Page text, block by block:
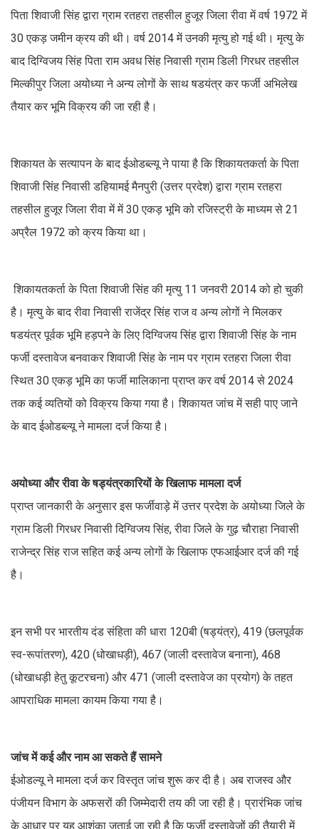
पिता शिवाजी सिंह द्वारा ग्राम रतहरा तहसील हुजूर जिला रीवा में वर्ष 1972 में
30 एकड़ जमीन क्रय की थी। वर्ष 2014 में उनकी मृत्यु हो गई थी। मृत्यु के
बाद दिग्विजय सिंह पिता राम अवध सिंह निवासी ग्राम डिली गिरधर तहसील
मिल्कीपुर जिला अयोध्या ने अन्य लोगों के साथ षडयंत्र कर फर्जी अभिलेख
तैयार कर भूमि विक्रय की जा रही है।
शिकायत के सत्यापन के बाद ईओडब्ल्यू ने पाया है कि शिकायतकर्ता के पिता
शिवाजी सिंह निवासी डहियामई मैनपुरी (उत्तर प्रदेश) द्वारा ग्राम रतहरा
तहसील हुजूर जिला रीवा में में 30 एकड़ भूमि को रजिस्ट्री के माध्यम से 21
अप्रैल 1972 को क्रय किया था।
शिकायतकर्ता के पिता शिवाजी सिंह की मृत्यु 11 जनवरी 2014 को हो चुकी
है। मृत्यु के बाद रीवा निवासी राजेंद्र सिंह राज व अन्य लोगों ने मिलकर
षडयंत्र पूर्वक भूमि हड़पने के लिए दिग्विजय सिंह द्वारा शिवाजी सिंह के नाम
फर्जी दस्तावेज बनवाकर शिवाजी सिंह के नाम पर ग्राम रतहरा जिला रीवा
स्थित 30 एकड़ भूमि का फर्जी मालिकाना प्राप्त कर वर्ष 2014 से 2024
तक कई व्यतियों को विक्रय किया गया है। शिकायत जांच में सही पाए जाने
के बाद ईओडब्ल्यू ने मामला दर्ज किया है।
अयोध्या और रीवा के षड्यंत्रकारियों के खिलाफ मामला दर्ज
प्राप्त जानकारी के अनुसार इस फर्जीवाड़े में उत्तर प्रदेश के अयोध्या जिले के
ग्राम डिली गिरधर निवासी दिग्विजय सिंह, रीवा जिले के गुढ़ चौराहा निवासी
राजेन्द्र सिंह राज सहित कई अन्य लोगों के खिलाफ एफआईआर दर्ज की गई
है।
इन सभी पर भारतीय दंड संहिता की धारा 120बी (षड्यंत्र), 419 (छलपूर्वक
स्व-रूपांतरण), 420 (धोखाधड़ी), 467 (जाली दस्तावेज बनाना), 468
(धोखाधड़ी हेतु कूटरचना) और 471 (जाली दस्तावेज का प्रयोग) के तहत
आपराधिक मामला कायम किया गया है।
जांच में कई और नाम आ सकते हैं सामने
ईओडल्यू ने मामला दर्ज कर विस्तृत जांच शुरू कर दी है। अब राजस्व और
पंजीयन विभाग के अफसरों की जिम्मेदारी तय की जा रही है। प्रारंभिक जांच
के आधार पर यह आशंका जताई जा रही है कि फर्जी दस्तावेजों की तैयारी में